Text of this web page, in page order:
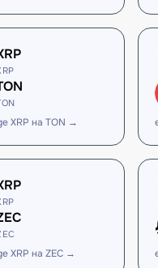
XRP на TON →
XRP на ZEC →